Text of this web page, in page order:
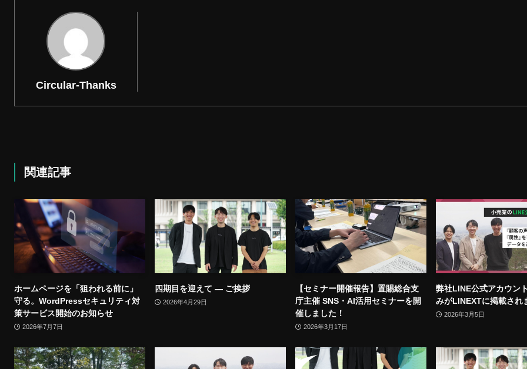
Circular-Thanks
関連記事
ホームページを「狙われる前に」
守る。WordPressセキュリティ対
策サービス開始のお知らせ
2026年7月7日
四期目を迎えて ― ご挨拶
2026年4月29日
【セミナー開催報告】置賜総合支
庁主催 SNS・AI活用セミナーを開
催しました！
2026年3月17日
弊社LINE公式アカウン
みがLINEXTに掲載され
2026年3月5日